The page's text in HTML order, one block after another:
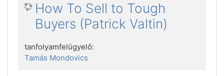
How To Sell to Tough
Buyers (Patrick Valtin)
tanfolyamfelügyelő:
Tamás Mondovics